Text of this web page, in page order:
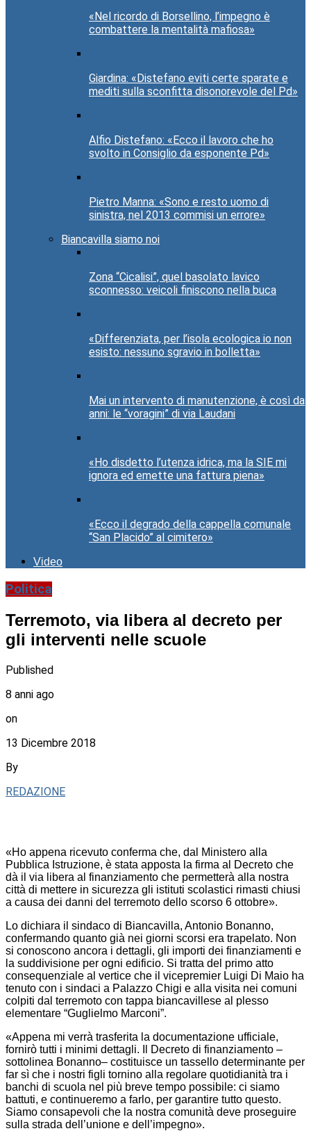
«Nel ricordo di Borsellino, l’impegno è
combattere la mentalità mafiosa»
Giardina: «Distefano eviti certe sparate e
mediti sulla sconfitta disonorevole del Pd»
Alfio Distefano: «Ecco il lavoro che ho
svolto in Consiglio da esponente Pd»
Pietro Manna: «Sono e resto uomo di
sinistra, nel 2013 commisi un errore»
Biancavilla siamo noi
Zona “Cicalisi”, quel basolato lavico
sconnesso: veicoli finiscono nella buca
«Differenziata, per l’isola ecologica io non
esisto: nessuno sgravio in bolletta»
Mai un intervento di manutenzione, è così da
anni: le “voragini” di via Laudani
«Ho disdetto l’utenza idrica, ma la SIE mi
ignora ed emette una fattura piena»
«Ecco il degrado della cappella comunale
“San Placido” al cimitero»
Video
Politica
Terremoto, via libera al decreto per
gli interventi nelle scuole
Published
8 anni ago
on
13 Dicembre 2018
By
REDAZIONE
«Ho appena ricevuto conferma che, dal Ministero alla
Pubblica Istruzione, è stata apposta la firma al Decreto che
dà il via libera al finanziamento che permetterà alla nostra
città di mettere in sicurezza gli istituti scolastici rimasti chiusi
a causa dei danni del terremoto dello scorso 6 ottobre».
Lo dichiara il sindaco di Biancavilla, Antonio Bonanno,
confermando quanto già nei giorni scorsi era trapelato. Non
si conoscono ancora i dettagli, gli importi dei finanziamenti e
la suddivisione per ogni edificio. Si tratta del primo atto
consequenziale al vertice che il vicepremier Luigi Di Maio ha
tenuto con i sindaci a Palazzo Chigi e alla visita nei comuni
colpiti dal terremoto con tappa biancavillese al plesso
elementare “Guglielmo Marconi”.
«Appena mi verrà trasferita la documentazione ufficiale,
fornirò tutti i minimi dettagli. Il Decreto di finanziamento –
sottolinea Bonanno– costituisce un tassello determinante per
far sì che i nostri figli tornino alla regolare quotidianità tra i
banchi di scuola nel più breve tempo possibile: ci siamo
battuti, e continueremo a farlo, per garantire tutto questo.
Siamo consapevoli che la nostra comunità deve proseguire
sulla strada dell’unione e dell’impegno».